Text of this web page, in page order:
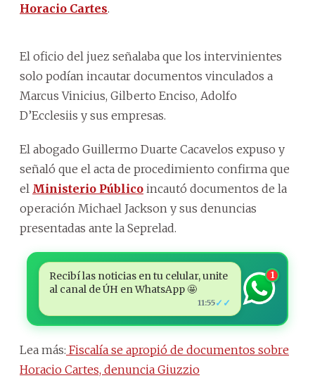
Horacio Cartes.
El oficio del juez señalaba que los intervinientes
solo podían incautar documentos vinculados a
Marcus Vinicius, Gilberto Enciso, Adolfo
D’Ecclesiis y sus empresas.
El abogado Guillermo Duarte Cacavelos expuso y
señaló que el acta de procedimiento confirma que
el Ministerio Público incautó documentos de la
operación Michael Jackson y sus denuncias
presentadas ante la Seprelad.
Recibí las noticias en tu celular, unite
al canal de ÚH en WhatsApp 🤩
11:55✓✓
1
Lea más: Fiscalía se apropió de documentos sobre
Horacio Cartes, denuncia Giuzzio